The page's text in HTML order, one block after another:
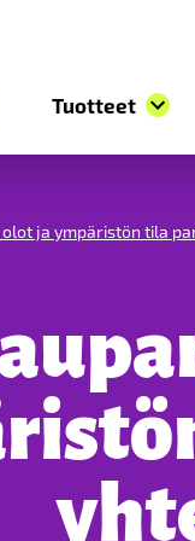
Tuotteet
ja ympäristön tila